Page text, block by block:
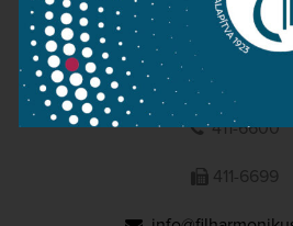
1095 Budapest, Komor
411-6600
411-6699